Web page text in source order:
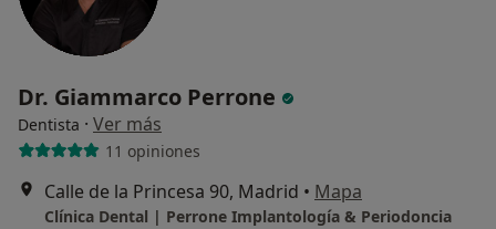
Dr. Giammarco Perrone
Dentista · Ver más
11 opiniones
Calle de la Princesa 90, Madrid • Mapa
Clínica Dental | Perrone Implantología & Periodoncia